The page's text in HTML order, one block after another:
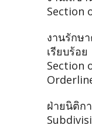
Section
งานรักษ
เรียบร้อย
Section
ฝ่ายนิติก